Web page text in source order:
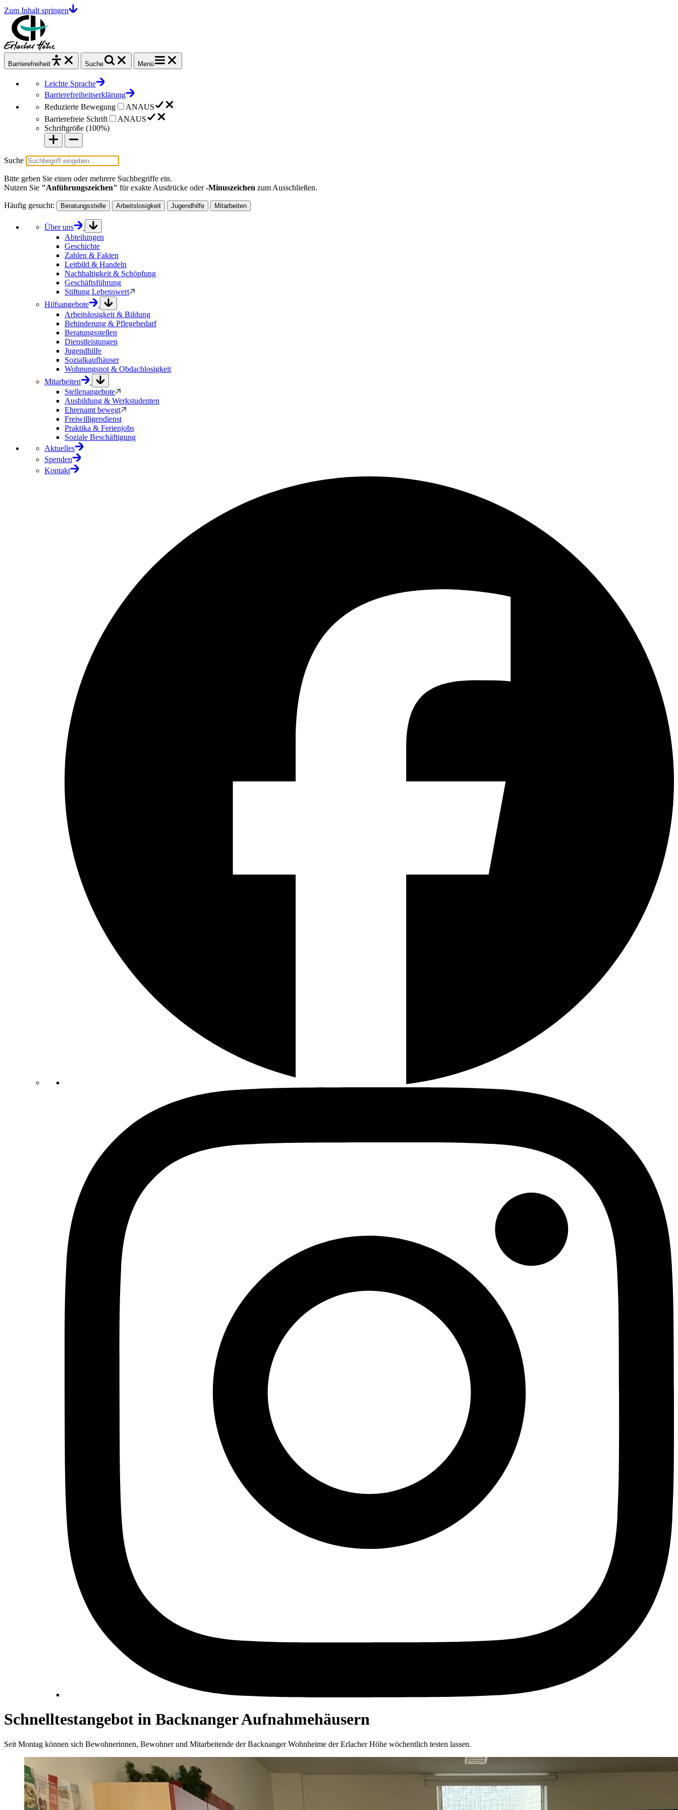
Zum Inhalt springen
Barrierefrei heit Suche Menü
Leichte Sprache
Barrierefreiheitserklärung
Reduzierte Bewegung
ANAUS
Barrierefreie Schrift
ANAUS
Schriftgröße (100%)
Suche
Bitte geben Sie einen oder mehrere Suchbegriffe ein.
Nutzen Sie "Anführungszeichen" für exakte Ausdrücke oder-Minuszeichen zum Ausschließen.
Häufig gesucht: Beratungsstelle Arbeitslosigkeit Jugendhilfe Mitarbeiten
Über uns
Abteilungen
Geschichte
Zahlen & Fakten
Leitbild & Handeln
Nachhaltigkeit & Schöpfung
Geschäftsführung
Stiftung Lebenswert
Hilfsangebote
Arbeitslosigkeit & Bildung
Behinderung & Pflegebedarf
Beratungsstellen
Dienstleistungen
Jugendhilfe
Sozialkaufhäuser
Wohnungsnot & Obdachlosigkeit
Mitarbeiten
Stellenangebote
Ausbildung & Werkstudenten
Ehrenamt bewegt
Freiwilligendienst
Praktika & Ferienjobs
Soziale Beschäftigung
Aktuelles
Spenden
Kontakt
Schnelltestangebot in Backnanger Aufnahmehäusern
Seit Montag können sich Bewohnerinnen, Bewohner und Mitarbeitende der Backnanger Wohnheime der Erlacher Höhe wöchentlich testen lassen.